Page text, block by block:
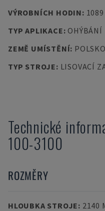
VÝROBNÍCH HODIN: 1089
TYP APLIKACE: OHÝBÁNÍ
ZEMĚ UMÍSTĚNÍ: POLSKO
TYP STROJE: LISOVACÍ
Technické
100-3100
ROZMĚRY
HLOUBKA STROJE: 2140